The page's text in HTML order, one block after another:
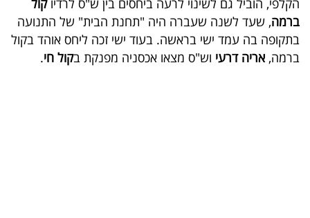
ספורט
קריירה
ולימודים
הקלפי, הוביל גם לשינוי לרעה ביחסים בין ש"ס לרדיוקול
ברמה, שעד לשנה שעברה היה "תחנת הבית" של התנועה
בתקופה בה עמד ישי בראשה. בעוד ישי זכה ליחס אוהד בקול
ברמה,אריה דרעי וש"ס מצאו אכסניה מפנקת בקול חי.